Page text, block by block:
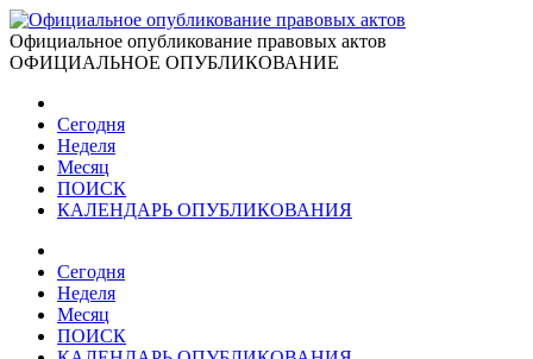
Официальное опубликование правовых актов
ОФИЦИАЛЬНОЕ ОПУБЛИКОВАНИЕ
Сегодня
Неделя
Месяц
ПОИСК
КАЛЕНДАРЬ ОПУБЛИКОВАНИЯ
Сегодня
Неделя
Месяц
ПОИСК